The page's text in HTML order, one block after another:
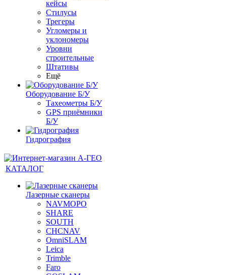
кейсы
Стилусы
Трегеры
Угломеры и
уклономеры
Уровни
строительные
Штативы
Ещё
Оборудование Б/У
Тахеометры Б/У
GPS приёмники
Б/У
Гидрография
КАТАЛОГ
Лазерные сканеры
NAVMOPO
SHARE
SOUTH
CHCNAV
OmniSLAM
Leica
Trimble
Faro